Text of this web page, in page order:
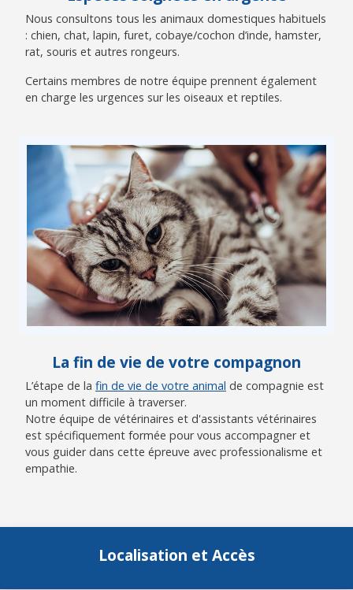
Nous consultons tous les animaux domestiques habituels
: chien, chat, lapin, furet, cobaye/cochon d’inde, hamster,
rat, souris et autres rongeurs.
Certains membres de notre équipe prennent également
en charge les urgences sur les oiseaux et reptiles.
La fin de vie de votre compagnon
L’étape de la fin de vie de votre animal de compagnie est
un moment difficile à traverser.
Notre équipe de vétérinaires et d'assistants vétérinaires
est spécifiquement formée pour vous accompagner et
vous guider dans cette épreuve avec professionalisme et
empathie.
Localisation et Accès